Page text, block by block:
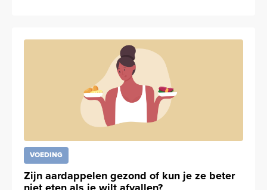
VOEDING
Zijn aardappelen gezond of kun je ze beter